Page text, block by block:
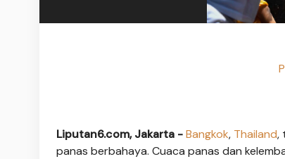
Liputan6.com, Jakarta -Bangkok, Thailand,
panas berbahaya. Cuaca panas dan